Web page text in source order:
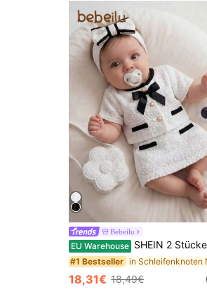
Bebeilu
EU Warehouse SHEIN 2 Stücke süßes Baby Mädchen Outfit, bestehend aus einem lässigen und einfachen gewebten Tweed-Top mit Knöpfen und
#1 Bestseller
18,31€ 18,49€